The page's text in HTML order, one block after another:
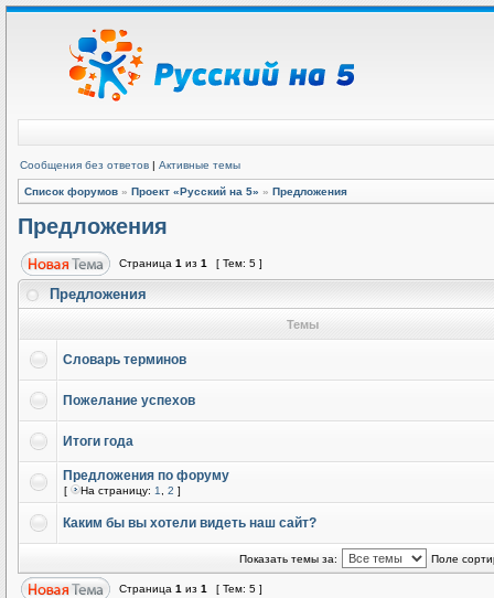
Сообщения без ответов | Активные темы
Список форумов » Проект «Русский на 5» » Предложения
Предложения
Страница 1 из 1 [ Тем: 5 ]
Предложения
Темы
Словарь терминов
Пожелание успехов
Итоги года
Предложения по форуму
[ На страницу: 1 2 ]
Каким бы вы хотели видеть наш сайт?
Показать темы за: Поле
Страница 1 из 1 [ Тем: 5 ]